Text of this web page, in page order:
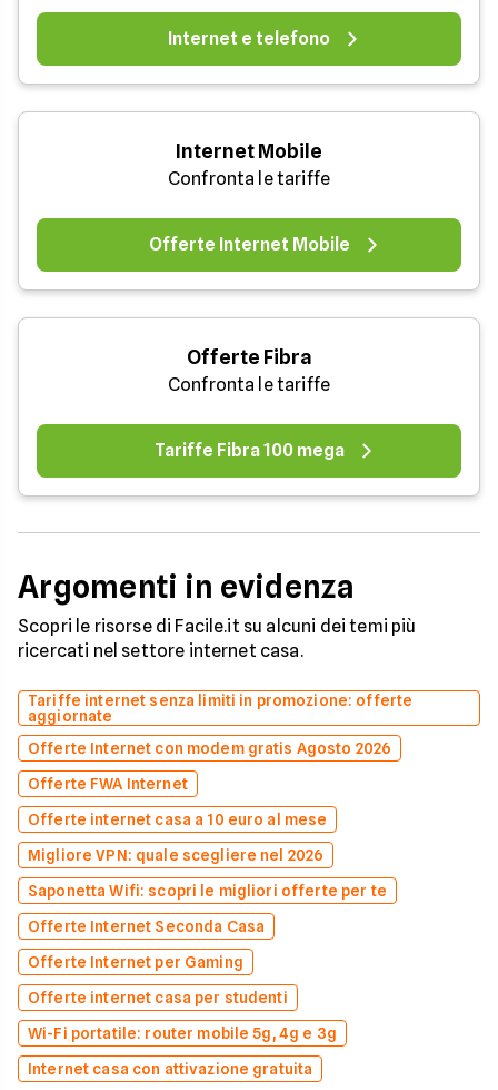
Internet e telefono
Internet Mobile
Confronta le tariffe
Offerte Internet Mobile
Offerte Fibra
Confronta le tariffe
Tariffe Fibra 100 mega
Argomenti in evidenza
Scopri le risorse di Facile.it su alcuni dei temi più
ricercati nel settore internet casa.
Tariffe internet senza limiti in promozione: offerte
aggiornate
Offerte Internet con modem gratis Agosto 2026
Offerte FWA Internet
Offerte internet casa a 10 euro al mese
Migliore VPN: quale scegliere nel 2026
Saponetta Wifi: scopri le migliori offerte per te
Offerte Internet Seconda Casa
Offerte Internet per Gaming
Offerte internet casa per studenti
Wi-Fi portatile: router mobile 5g, 4g e 3g
Internet casa con attivazione gratuita